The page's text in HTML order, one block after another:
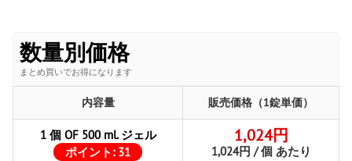
数量別価格
まとめ買いでお得になります
内容量 販売価格（1錠単価）
1 個 OF 500 ml. ジェル
ポイント: 31
1,024円
1,024円 / 個 あたり